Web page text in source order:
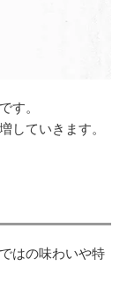
す。
していきます。
はの味わいや特